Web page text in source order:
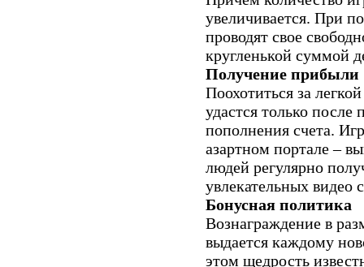
увеличивается. При
проводят свое
кругленькой суммой
Получение прибыли
Поохотиться за
удастся только после
пополнения счета.
азартном портале –
людей регулярно
увлекательных видео
Бонусная политика
Вознаграждение в
выдается каждому
этом щедрость